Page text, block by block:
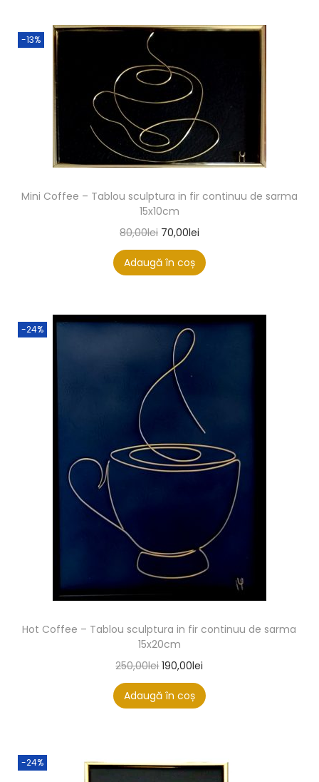
-13%
Mini Coffee – Tablou sculptura in fir continuu de sarma
15x10cm
80,00lei 70,00lei
Adaugă în coș
-24%
Hot Coffee – Tablou sculptura in fir continuu de sarma
15x20cm
250,00lei 190,00lei
Adaugă în coș
-24%